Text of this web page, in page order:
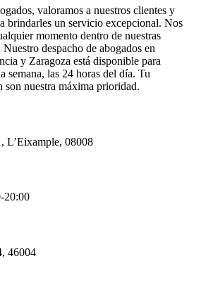
valoramos a nuestros clientes y
brindarles un servicio excepcional. Nos
momento dentro de nuestras
despacho de abogados en
y Zaragoza está disponible para
semana, las 24 horas del día. Tu
son nuestra máxima prioridad.
L’Eixample, 08008
20:00
46004